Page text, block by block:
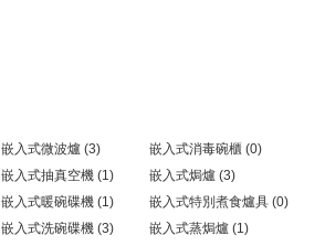
嵌入式微波爐 (3)
嵌入式抽真空機 (1)
嵌入式暖碗碟機 (1)
嵌入式洗碗碟機 (3)
嵌入式消毒碗櫃 (0)
嵌入式焗爐 (3)
嵌入式特別煮食爐具 (0)
嵌入式蒸焗爐 (1)